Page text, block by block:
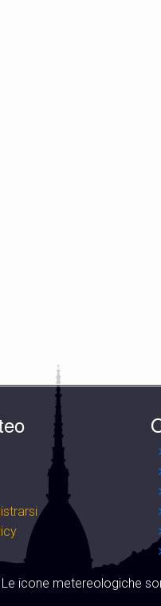
Le icone metereologiche